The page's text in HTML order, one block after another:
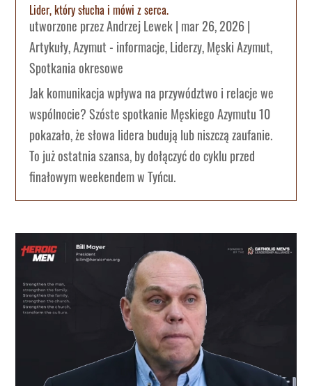
Lider, który słucha i mówi z serca.
utworzone przezAndrzej Lewek| mar 26, 2026|
Artykuły,Azymut - informacje,Liderzy,Męski Azymut,
Spotkania okresowe
Jak komunikacja wpływa na przywództwo i relacje we
wspólnocie? Szóste spotkanie Męskiego Azymutu 10
pokazało, że słowa lidera budują lub niszczą zaufanie.
To już ostatnia szansa, by dołączyć do cyklu przed
finałowym weekendem w Tyńcu.